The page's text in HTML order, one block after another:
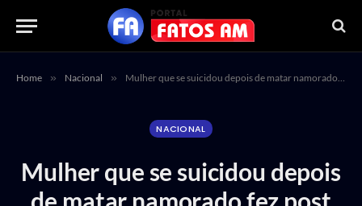
Home » Nacional » Mulher que se suicidou depois de matar namorado fez post horas antes
NACIONAL
Mulher que se suicidou depois